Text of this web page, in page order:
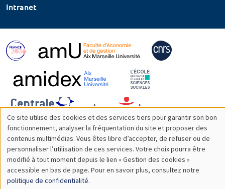
Intranet
Utilisation
des
données
personnelles
Ce site utilise des cookies et des services tiers pour garantir son bon
fonctionnement, analyser la fréquentation du site et proposer des
contenus multimédias. Vous êtes libre d’accepter, de refuser ou de
personnaliser l’utilisation de ces services. Votre choix pourra être
modifié à tout moment depuis le lien « Gestion des cookies »
accessible en bas de page. Pour en savoir plus, consultez notre
politique de confidentialité.